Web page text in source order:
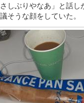
しぶりやなあ」と話し
そうな顔をしていた。